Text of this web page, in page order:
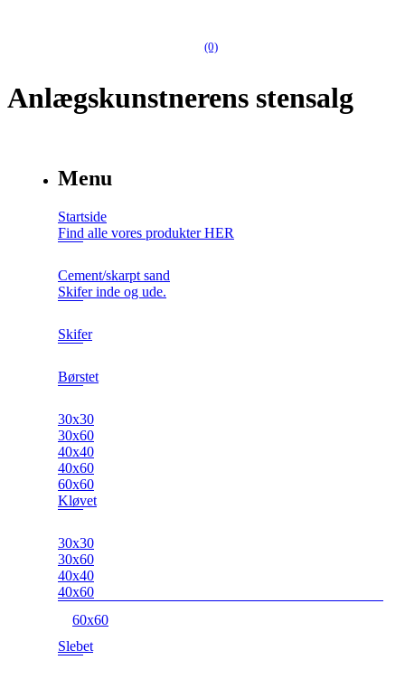
(0)
Anlægskunstnerens stensalg
Menu
Startside
Find alle vores produkter HER
Cement/skarpt sand
Skifer inde og ude.
Skifer
Børstet
30x30
30x60
40x40
40x60
60x60
Kløvet
30x30
30x60
40x40
40x60
60x60
Slebet